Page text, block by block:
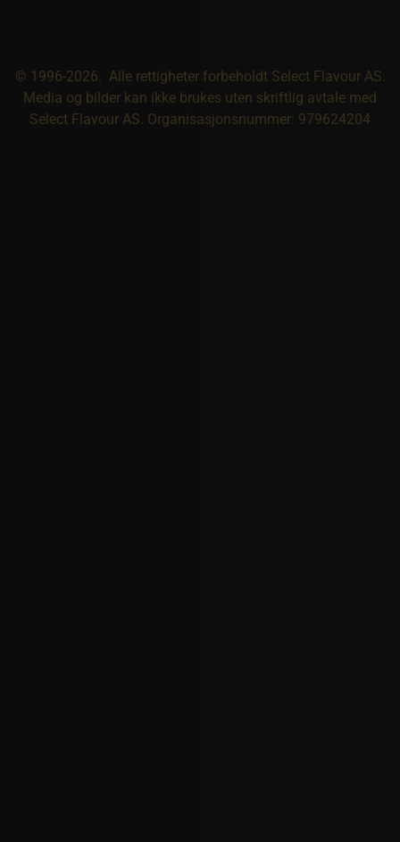
© 1996-2026. Alle rettigheter forbeholdt Select Flavour AS.
Media og bilder kan ikke brukes uten skriftlig avtale med
Select Flavour AS. Organisasjonsnummer: 979624204